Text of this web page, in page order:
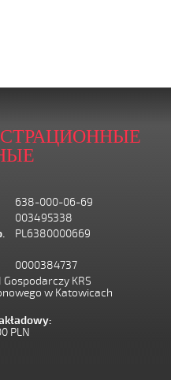
638-000-06-69
003495338
PL6380000669
0000384737
Gospodarczy KRS
w Katowicach
PLN